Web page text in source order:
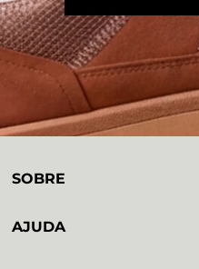
SOBRE
AJUDA